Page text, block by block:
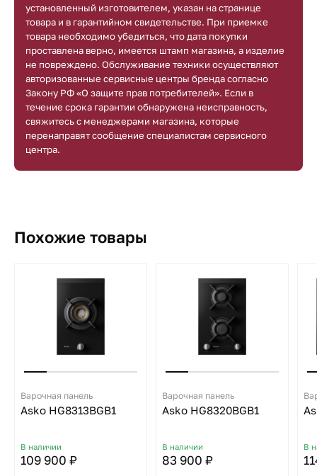
установленный изготовителем, указан на странице
товара и в гарантийном свидетельстве. При приемке
товара необходимо убедиться, что дата покупки
проставлена верно, имеется штамп магазина, а изделие
не повреждено. Обслуживание техники осуществляют
авторизованные сервисные центры бренда согласно
Закону РФ «О защите прав потребителей». Если в
течение срока гарантии обнаружена неисправность,
свяжитесь с менеджерами магазина, которые
перенаправят сообщение специалистам сервисного
центра.
Похожие товары
Варочная панель
Asko HG8313BGB1
В наличии
109 900 ₽
Варочная панель
Asko HG8320BGB1
В наличии
83 900 ₽
В